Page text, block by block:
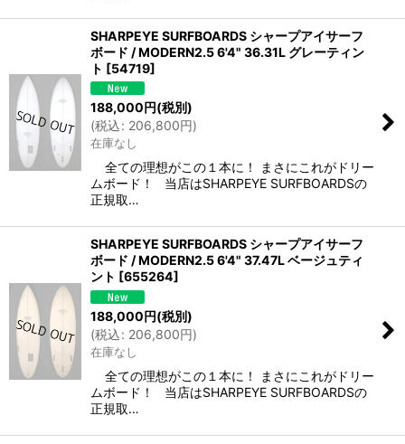
SHARPEYE SURFBOARDS シャープアイサーフ
ボード / MODERN2.5 6'4" 36.31L グレーティン
ト [54719]
188,000 円(税別)
(税込: 206,800円)
在庫なし
全ての理想がこの１本に！ まさにこれがドリー
ムボード！ 当店はSHARPEYE SURFBOARDSの
正規取…
SHARPEYE SURFBOARDS シャープアイサーフ
ボード / MODERN2.5 6'4" 37.47L ベージュティ
ント [655264]
188,000円(税別)
(税込: 206,800円)
在庫なし
全ての理想がこの１本に！ まさにこれがドリー
ムボード！ 当店はSHARPEYE SURFBOARDSの
正規取…